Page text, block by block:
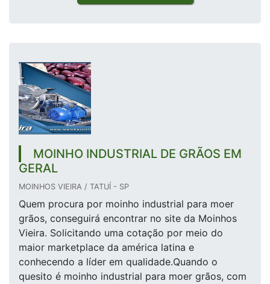
MOINHO INDUSTRIAL DE GRÃOS EM
GERAL
MOINHOS VIEIRA / TATUÍ - SP
Quem procura por moinho industrial para moer
grãos, conseguirá encontrar no site da Moinhos
Vieira. Solicitando uma cotação por meio do
maior marketplace da américa latina e
conhecendo a líder em qualidade.Quando o
quesito é moinho industrial para moer grãos, com